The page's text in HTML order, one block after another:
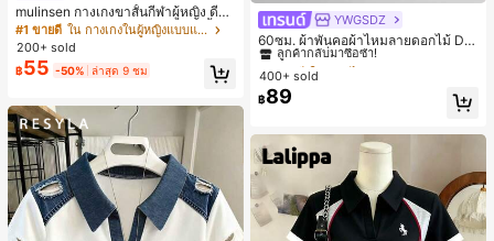
mulinsen กางเกงขาสั้นกีฬาผู้หญิง ดีไซ
น์ปลายเปิด เอวยืดหยุ่น กางเกงขาสั้น
ลำลองกีฬาฤดูร้อน ความยาว 3/4
#1 ขายดี
ใน กางเกงในผู้หญิงแบบแอคทีฟ
200+ sold
฿55 -50% ล่าสุด 9 ชม
YWGSDZ
60ซม. ผ้าพันคอผ้าไหมลายดอกไม้ Dit
sy สีเบจ, เครื่องประดับใหม่สำหรับผู้หญิ
งฤดูใบไม้ผลิ/ฤดูใบไม้ร่วง, ผ้าพันคอผืน
บางอเนกประสงค์หรูหรา
#1 ขายดี
ลูกค้ากลับมาซื้อซ้ำ!
#1 ขายดี
ลูกค้ากลับมาซื้อซ้ำ!
#1 ขายดี
ลูกค้ากลับมาซื้อซ้ำ!
#1 ขายดี
ใน ดอกไม้ ผ้าพันคอและผ้าพันคอผู้หญิง
400+ sold
฿89